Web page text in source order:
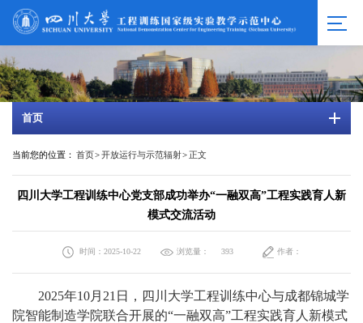
首页
当前您的位置： 首页>开放运行与示范辐射>正文
四川大学工程训练中心党支部成功举办“一融双高”工程实践育人新
模式交流活动
时间：2025-10-22 浏览量： 393 作者：
2025年10月 21 日，四川大学工程训练中心与成都锦城学
院智能制造学院联合开展的“一融双高”工程实践育人新模式